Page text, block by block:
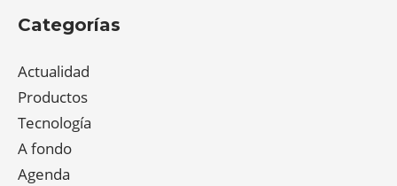
Categorías
Actualidad
Productos
Tecnología
A fondo
Agenda